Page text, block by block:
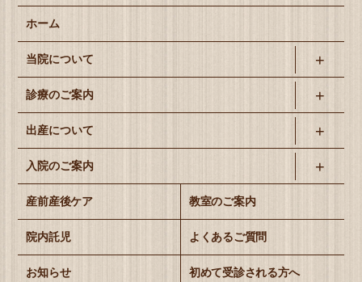
ホーム
当院について
診療のご案内
出産について
入院のご案内
産前産後ケア 教室のご案内
院内託児 よくあるご質問
お知らせ 初めて受診される方へ